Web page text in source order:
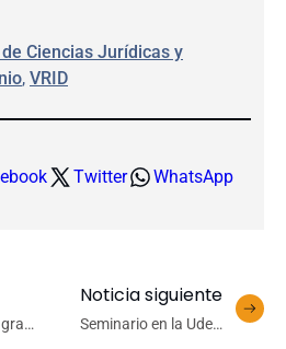
Ciencias Jurídicas y
, VRID
Twitter WhatsApp
gran
Noticia siguiente
Seminario en la UdeC